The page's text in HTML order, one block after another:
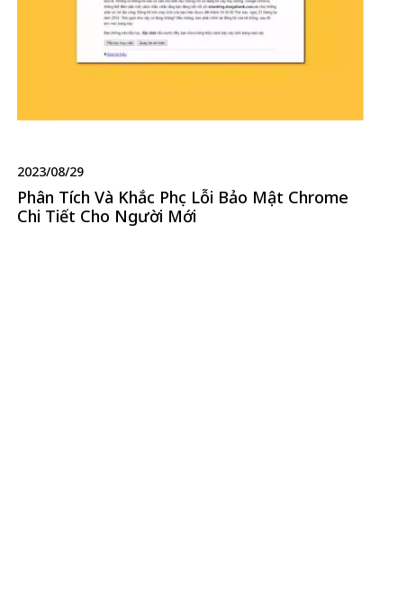
2023/08/29
Phân Tích Và Khắc Phục Lỗi Bảo Mật Chrome
Chi Tiết Cho Người Mới